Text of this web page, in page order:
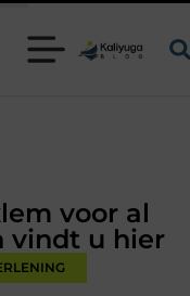
voor al
vindt u hier